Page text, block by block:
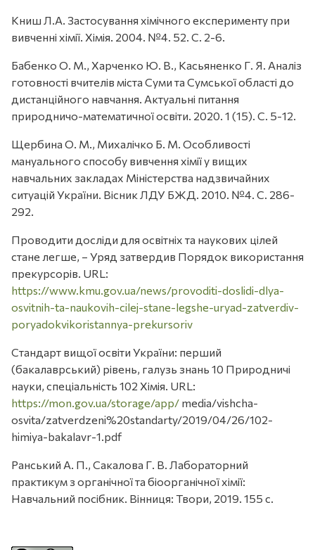
Книш Л.А. Застосування хімічного експерименту при
вивченні хімії. Хімія. 2004. №4. 52. С. 2-6.
Бабенко О. М., Харченко Ю. В., Касьяненко Г. Я. Аналіз
готовності вчителів міста Суми та Сумської області до
дистанційного навчання. Актуальні питання
природничо-математичної освіти. 2020. 1 (15). С. 5-12.
Щербина О. М., Михалічко Б. М. Особливості
мануального способу вивчення хімії у вищих
навчальних закладах Міністерства надзвичайних
ситуацій України. Вісник ЛДУ БЖД. 2010. №4. С. 286-
292.
Проводити досліди для освітніх та наукових цілей
стане легше, – Уряд затвердив Порядок використання
прекурсорів. URL:
https://www.kmu.gov.ua/news/provoditi-doslidi-dlya-
osvitnih-ta-naukovih-cilej-stane-legshe-uryad-zatverdiv-
poryadokvikoristannya-prekursoriv
Стандарт вищої освіти України: перший
(бакалаврський) рівень, галузь знань 10 Природничі
науки, спеціальність 102 Хімія. URL:
https://mon.gov.ua/storage/app/ media/vishcha-
osvita/zatverdzeni%20standarty/2019/04/26/102-
himiya-bakalavr-1.pdf
Ранський А. П., Сакалова Г. В. Лабораторний
практикум з органічної та біоорганічної хімії:
Навчальний посібник. Вінниця: Твори, 2019. 155 с.